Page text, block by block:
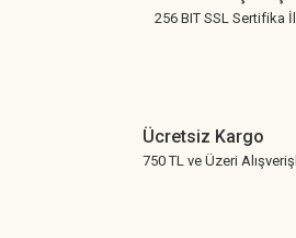
256 BIT SSL Sertifika
Ücretsiz Kargo
750 TL ve Üzeri